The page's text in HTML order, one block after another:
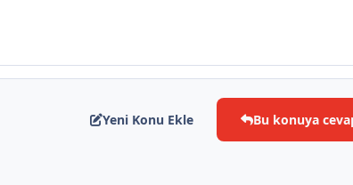
Yeni Konu Ekle Bu konuya
*